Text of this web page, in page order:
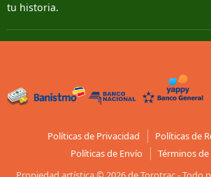
tu historia.
Políticas de Privacidad
Políticas de
Políticas de Envío
Términos de